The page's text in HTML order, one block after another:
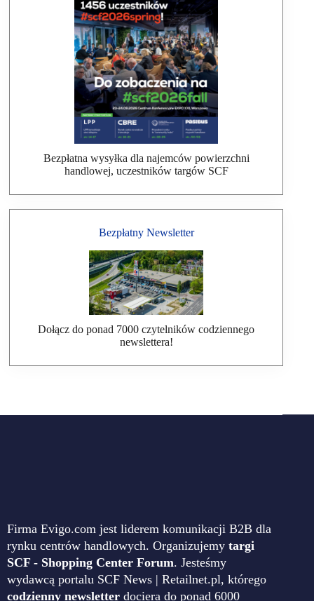
Bezpłatna wysyłka dla najemców powierzchni
handlowej, uczestników targów SCF
Bezpłatny Newsletter
Dołącz do ponad 7000 czytelników codziennego
newslettera!
Firma Evigo.com jest liderem komunikacji B2B dla
rynku centrów handlowych. Organizujemy targi
SCF - Shopping Center Forum. Jesteśmy
wydawcą portalu SCF News | Retailnet.pl, którego
codzienny newsletter dociera do ponad 6000